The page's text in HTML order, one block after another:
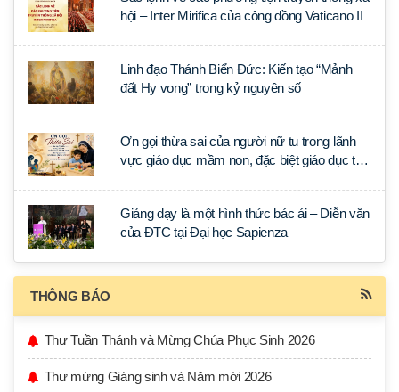
hội – Inter Mirifica của công đồng Vaticano II
Linh đạo Thánh Biển Đức: Kiến tạo “Mảnh
đất Hy vọng” trong kỷ nguyên số
Ơn gọi thừa sai của người nữ tu trong lãnh
vực giáo dục mầm non, đặc biệt giáo dục trẻ
Giảng dạy là một hình thức bác ái – Diễn văn
của ĐTC tại Đại học Sapienza
THÔNG BÁO
Thư Tuần Thánh và Mừng Chúa Phục Sinh 2026
Thư mừng Giáng sinh và Năm mới 2026